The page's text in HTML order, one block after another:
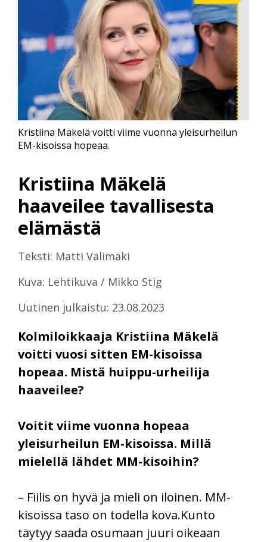
Kristiina Mäkelä
haaveilee tavallisesta
elämästä
Teksti: Matti Välimäki
Kuva: Lehtikuva / Mikko Stig
Uutinen julkaistu: 23.08.2023
Kolmiloikkaaja Kristiina Mäkelä
voitti vuosi sitten EM-kisoissa
hopeaa. Mistä huippu-urheilija
haaveilee?
Kristiina Mäkelä voitti viime vuonna yleisurheilun
EM-kisoissa hopeaa.
Voitit viime vuonna hopeaa
yleisurheilun EM-kisoissa. Millä
mielellä lähdet MM-kisoihin?
– Fiilis on hyvä ja mieli on iloinen. MM-
kisoissa taso on todella kova.Kunto
täytyy saada osumaan juuri oikeaan